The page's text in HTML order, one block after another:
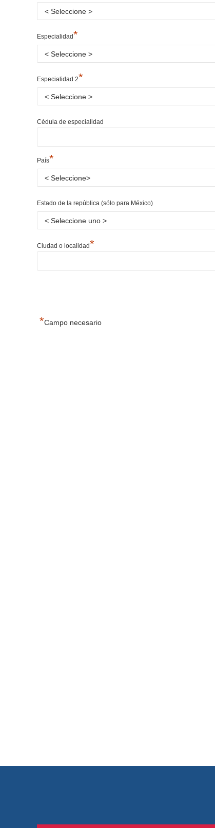
Especialidad*
Especialidad 2*
Cédula de especialidad
País*
Estado de la república (sólo para México)
Ciudad o localidad*
*Campo necesario